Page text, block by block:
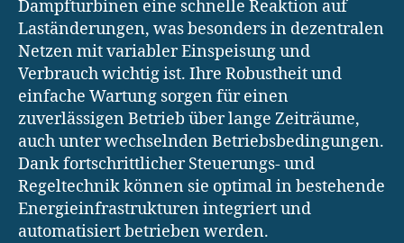
Dampfturbinen eine schnelle Reaktion auf
Laständerungen, was besonders in dezentralen
Netzen mit variabler Einspeisung und
Verbrauch wichtig ist. Ihre Robustheit und
einfache Wartung sorgen für einen
zuverlässigen Betrieb über lange Zeiträume,
auch unter wechselnden Betriebsbedingungen.
Dank fortschrittlicher Steuerungs- und
Regeltechnik können sie optimal in bestehende
Energieinfrastrukturen integriert und
automatisiert betrieben werden.